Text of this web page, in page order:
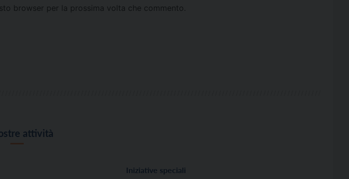
browser per la prossima volta che commento.
attività
Iniziative speciali